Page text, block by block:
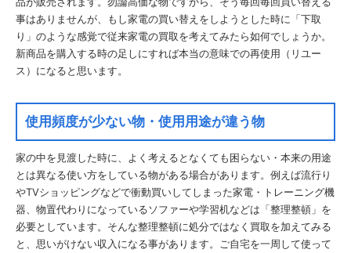
事はありませんが、もし家電の買い替えをしようとした時に「下取
り」のような感覚で従来家電の買取を考えてみたら如何でしょうか。
新商品を購入する時の足しにすれば本当の意味での再使用（リユー
ス）になると思います。
使用頻度が少ない物・使用用途が違う物
家の中を見渡した時に、よく考えるとなくても困らない・本来の用途
とは異なる使い方をしている物がある場合があります。例えば流行り
やTVショッピングなどで衝動買いしてしまった家電・トレーニング機
器、物置代わりになっているソファーや学習机などは「整理整頓」を
必要としています。そんな整理整頓に処分ではなく買取を加えてみる
と、思いがけない収入になる事があります。ご自宅を一周して使って